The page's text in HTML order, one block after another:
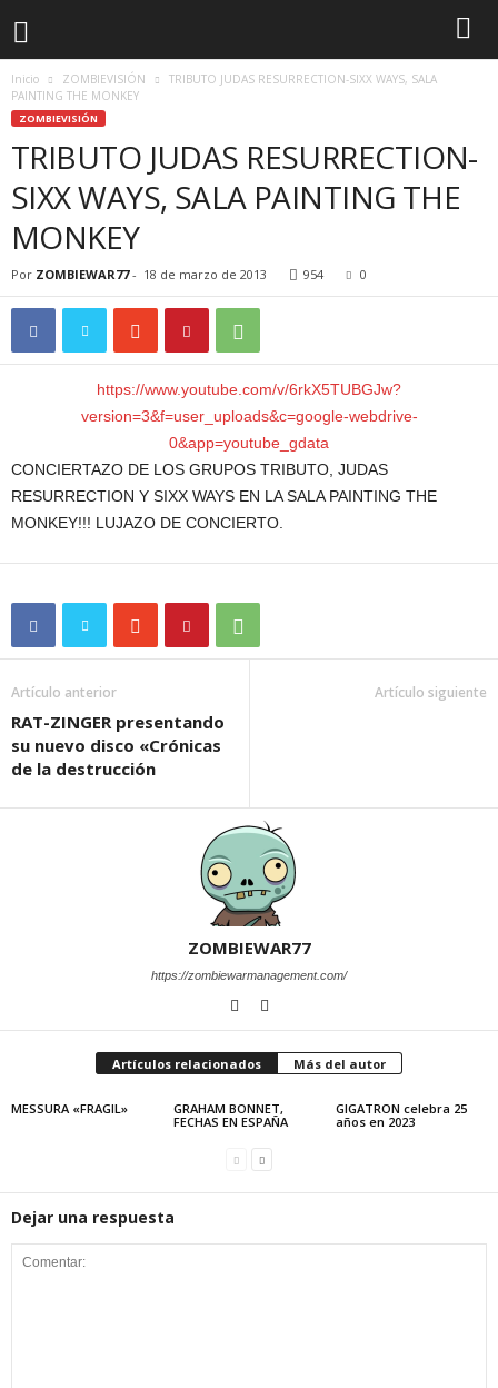
Inicio ZOMBIEVISIÓN
TRIBUTO JUDAS RESURRECTION-SIXX WAYS, SALA
PAINTING THE MONKEY
ZOMBIEVISIÓN
TRIBUTO JUDAS RESURRECTION-
SIXX WAYS, SALA PAINTING THE
MONKEY
Por ZOMBIEWAR77- 18 de marzo de 2013 954 0
https://www.youtube.com/v/6rkX5TUBGJw?
version=3&f=user_uploads&c=google-webdrive-
0&app=youtube_gdata
CONCIERTAZO DE LOS GRUPOS TRIBUTO, JUDAS
RESURRECTION Y SIXX WAYS EN LA SALA PAINTING THE
MONKEY!!! LUJAZO DE CONCIERTO.
Artículo anterior
RAT-ZINGER presentando
su nuevo disco «Crónicas
de la destrucción
Artículo siguiente
ZOMBIEWAR77
https://zombiewarmanagement.com/
Artículos relacionados Más del autor
MESSURA «FRAGIL»
GRAHAM BONNET,
FECHAS EN ESPAÑA
GIGATRON celebra 25
años en 2023
Dejar una respuesta